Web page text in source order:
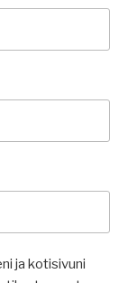
ja kotisivuni